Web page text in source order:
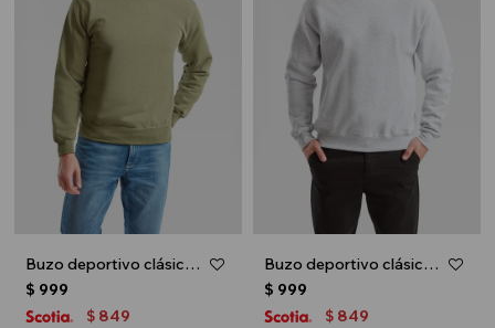
Buzo deportivo clásico escote redondo - UNISEX - Verde oliva
$ 999
$ 849
Buzo deportivo clásico escote redondo - UNISEX - Gris melange claro
$ 999
$ 849